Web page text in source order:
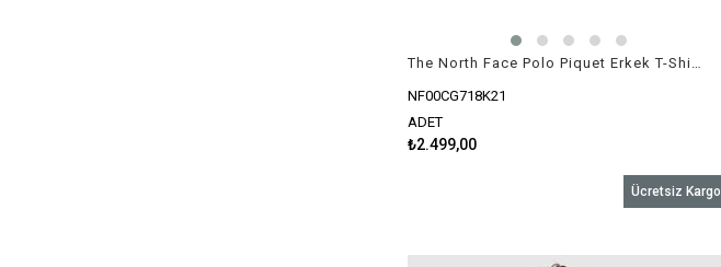
NF00CG718K21
ADET
₺2.499,00
Ücretsiz Kargo